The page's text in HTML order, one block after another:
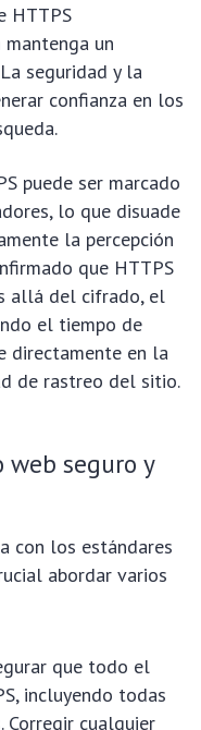
HTTPS
un
seguridad y la
confianza en los
puede ser marcado
lo que disuade
la percepción
que HTTPS
allá del cifrado, el
el tiempo de
directamente en la
de rastreo del sitio.
seguro y
con los estándares
abordar varios
que todo el
incluyendo todas
Corregir cualquier